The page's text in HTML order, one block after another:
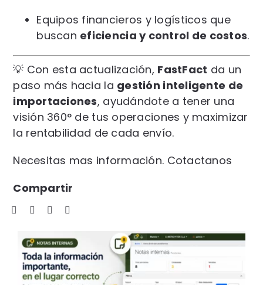
Equipos financieros y logísticos que
buscan eficiencia y control de costos.
💡 Con esta actualización, FastFact da un
paso más hacia la gestión inteligente de
importaciones, ayudándote a tener una
visión 360° de tus operaciones y maximizar
la rentabilidad de cada envío.
Necesitas mas información. Cotactanos
Compartir